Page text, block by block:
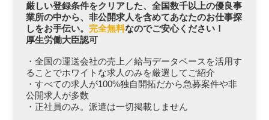
厳しい登録条件をクリアした、全国数千以上の優良事
業所の中から、非公開求人を含めてあなたのお仕事探
しをお手伝い。 完全無料なのでご安心ください！
厚生労働大臣認可
・全国の運送会社の売上／給与データベースを活用す
ることでホワイトな求人のみを厳選してご紹介
・すべての求人が100%独自開拓だから急募案件や非
公開求人が多数
・正社員のみ。派遣は一切掲載しません